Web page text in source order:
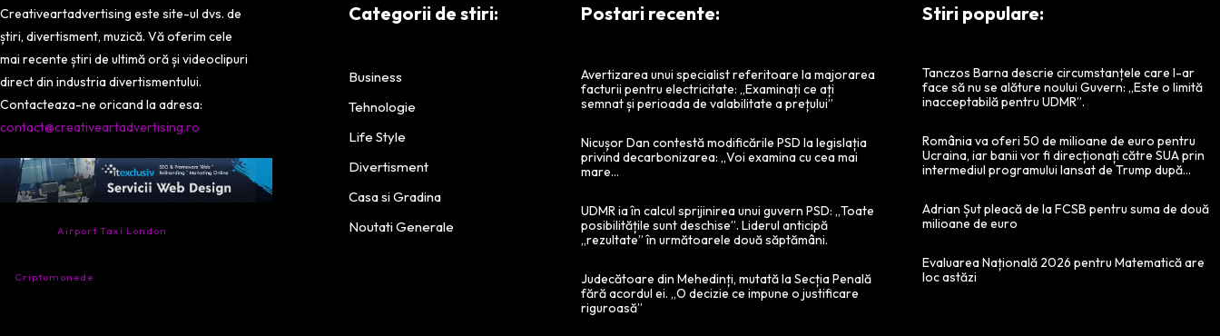
Creativeartadvertising este site-ul dvs. de
știri, divertisment, muzică. Vă oferim cele
mai recente știri de ultimă oră și videoclipuri
direct din industria divertismentului.
Contacteaza-ne oricand la adresa:
contact@creativeartadvertising.ro
Airport Taxi London
Criptomonede
Categorii de stiri:
Business
Tehnologie
Life Style
Divertisment
Casa si Gradina
Noutati Generale
Postari recente:
Avertizarea unui specialist referitoare la majorarea
facturii pentru electricitate: „Examinați ce ați
semnat și perioada de valabilitate a prețului”
Nicușor Dan contestă modificările PSD la legislația
privind decarbonizarea: „Voi examina cu cea mai
mare…
UDMR ia în calcul sprijinirea unui guvern PSD: „Toate
posibilitățile sunt deschise”. Liderul anticipă
„rezultate” în următoarele două săptămâni.
Judecătoare din Mehedinți, mutată la Secția Penală
fără acordul ei. „O decizie ce impune o justificare
riguroasă”
Stiri populare:
Tanczos Barna descrie circumstanțele care l-ar
face să nu se alăture noului Guvern: „Este o limită
inacceptabilă pentru UDMR”.
România va oferi 50 de milioane de euro pentru
Ucraina, iar banii vor fi direcționați către SUA prin
intermediul programului lansat de Trump după...
Adrian Șut pleacă de la FCSB pentru suma de două
milioane de euro
Evaluarea Națională 2026 pentru Matematică are
loc astăzi